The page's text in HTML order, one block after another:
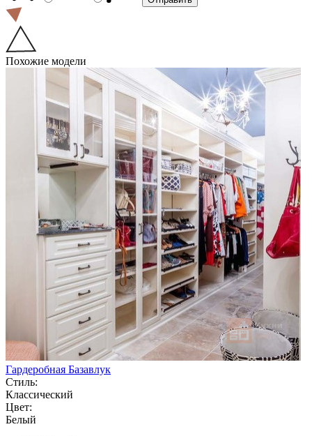
Похожие модели
Гардеробная Базавлук
Стиль:
Классический
Цвет:
Белый